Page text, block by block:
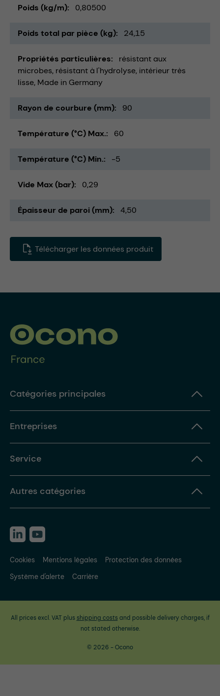
Poids (kg/m) 0,80500
Poids total par pièce (kg) 24,15
Propriétés particulières
résistant aux
microbes résistant à l'hydrolyse intérieur très
lisse Made in Germany
Rayon de courbure (mm) 90
Température (°C) Max. 60
Température (°C) Min. -5
Vide Max (bar) 0,29
Épaisseur de paroi (mm) 4,50
Télécharger les données produit
Catégories principales
Entreprises
Service
Autres catégories
Cookies Mentions légales
Protection des données
Système d'alerte
Carrière
All prices excl. VAT plus shipping costsand possible delivery charges, if
not stated otherwise.
© 2026 - Ocono